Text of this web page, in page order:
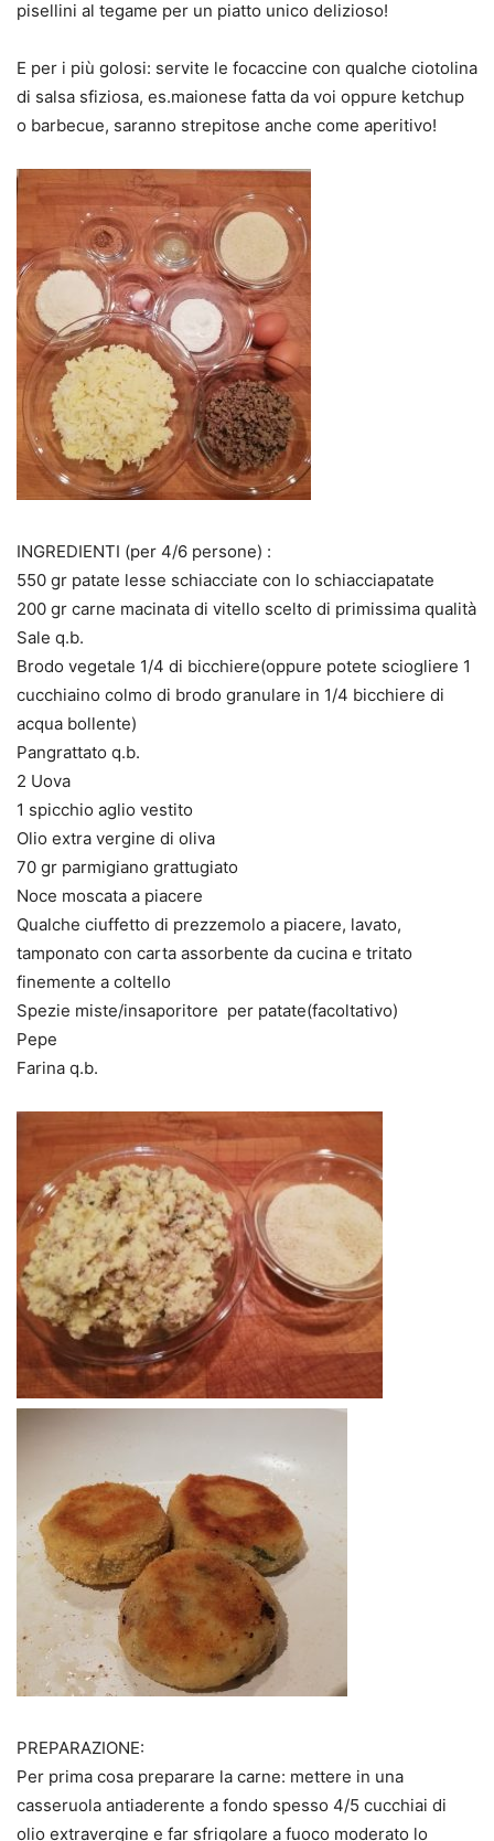
pisellini al tegame per un piatto unico delizioso!
E per i più golosi: servite le focaccine con qualche ciotolina
di salsa sfiziosa, es.maionese fatta da voi oppure ketchup
o barbecue, saranno strepitose anche come aperitivo!
INGREDIENTI (per 4/6 persone) :
550 gr patate lesse schiacciate con lo schiacciapatate
200 gr carne macinata di vitello scelto di primissima qualità
Sale q.b.
Brodo vegetale 1/4 di bicchiere(oppure potete sciogliere 1
cucchiaino colmo di brodo granulare in 1/4 bicchiere di
acqua bollente)
Pangrattato q.b.
2 Uova
1 spicchio aglio vestito
Olio extra vergine di oliva
70 gr parmigiano grattugiato
Noce moscata a piacere
Qualche ciuffetto di prezzemolo a piacere, lavato,
tamponato con carta assorbente da cucina e tritato
finemente a coltello
Spezie miste/insaporitore per patate(facoltativo)
Pepe
Farina q.b.
PREPARAZIONE:
Per prima cosa preparare la carne: mettere in una
casseruola antiaderente a fondo spesso 4/5 cucchiai di
olio extravergine e far sfrigolare a fuoco moderato lo